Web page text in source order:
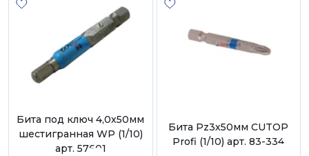
Бита под ключ 4,0х50мм
шестигранная WP (1/10)
арт. 57601
Бита Pz3х50мм CUTOP
Profi (1/10) арт. 83-334